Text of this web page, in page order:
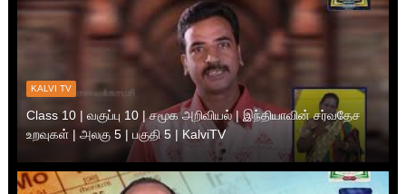
KALVI TV
Class 10 | வகுப்பு 10 | சமூக அறிவியல் | இந்தியாவின் சர்வதேச
உறவுகள் | அலகு 5 | பகுதி 5 | KalviTV